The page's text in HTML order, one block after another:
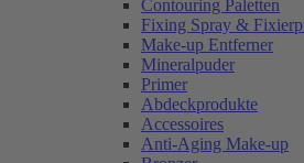
Contouring Paletten
Fixing Spray &
Make-up Entferner
Mineralpuder
Primer
Abdeckprodukte
Accessoires
Anti-Aging Make-up